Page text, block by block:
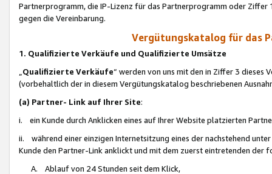
Partnerprogramm, die IP-Lizenz für das Partnerprogramm oder
gegen die Vereinbarung.
Vergütungskatalog für das
1. Qualifizierte Verkäufe und Qualifizierte Umsätze
Qualifizierte Verkäufe“ werden von uns mit den in Ziffer 3
(vorbehaltlich der in diesem Vergütungskatalog beschriebenen
(a) Partner- Link auf Ihrer Site:
i. ein Kunde durch Anklicken eines auf Ihrer Website platzierten
ii. während einer einzigen Internetsitzung eines der nachstehend
Kunde den Partner-Link anklickt und mit dem zuerst eintretenden der
A. Ablauf von 24 Stunden seit dem Klick,